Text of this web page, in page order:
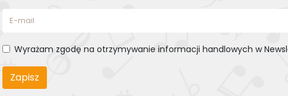
Wyrażam zgodę na otrzymywanie informacji handlowych w
Zapisz